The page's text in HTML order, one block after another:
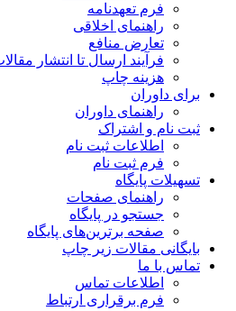
فرم تعهدنامه
راهنمای اخلاقی
تعارض منافع
فرآیند ارسال تا انتشار مقالات
هزینه چاپ
برای داوران
راهنمای داوران
ثبت نام و اشتراک
اطلاعات ثبت نام
فرم ثبت نام
تسهیلات پایگاه
راهنمای صفحات
جستجو در پایگاه
صفحه برترین‌های پایگاه
بایگانی مقالات زیر چاپ
تماس با ما
اطلاعات تماس
فرم برقراری ارتباط